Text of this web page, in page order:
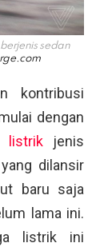
sedan
kontribusi
dengan
listrik jenis
dilansir
baru saja
lama ini.
listrik ini